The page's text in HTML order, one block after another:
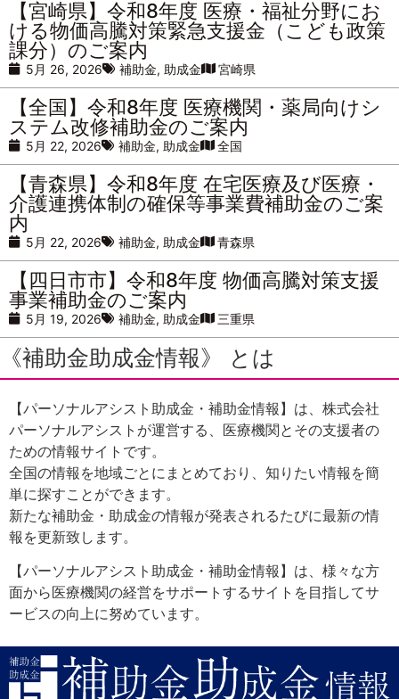
【宮崎県】令和8年度 医療・福祉分野にお
ける物価高騰対策緊急支援金（こども政策
課分）のご案内
5月 26, 2026 補助金, 助成金 宮崎県
【全国】令和8年度 医療機関・薬局向けシ
ステム改修補助金のご案内
5月 22, 2026 補助金, 助成金 全国
【青森県】令和8年度 在宅医療及び医療・
介護連携体制の確保等事業費補助金のご案
内
5月 22, 2026 補助金, 助成金 青森県
【四日市市】令和8年度 物価高騰対策支援
事業補助金のご案内
5月 19, 2026 補助金, 助成金 三重県
《補助金助成金情報》 とは
【パーソナルアシスト助成金・補助金情報】は、株式会社
パーソナルアシストが運営する、医療機関とその支援者の
ための情報サイトです。
全国の情報を地域ごとにまとめており、知りたい情報を簡
単に探すことができます。
新たな補助金・助成金の情報が発表されるたびに最新の情
報を更新致します。
【パーソナルアシスト助成金・補助金情報】は、様々な方
面から医療機関の経営をサポートするサイトを目指してサ
ービスの向上に努めています。